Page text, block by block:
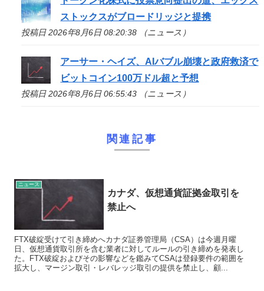
ストックスがブロードリッジと提携
投稿日 2026年8月6日 08:20:38 （ニュース）
アーサー・ヘイズ、AIバブル崩壊と政府救済で
ビットコイン100万ドル超と予想
投稿日 2026年8月6日 06:55:43 （ニュース）
関連記事
ニュース
カナダ、仮想通貨証拠金取引を
禁止へ
FTX破綻受けて引き締めへカナダ証券管理局（CSA）は今週月曜
日、仮想通貨取引所を含む業者に対してルールの引き締めを発表し
た。FTX破綻およびその影響などを鑑みてCSAは登録要件の範囲を
拡大し、マージン取引・レバレッジ取引の提供を禁止し、顧...